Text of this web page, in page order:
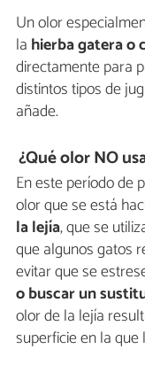
Un olor
la hierba gatera o
directamente para
distintos tipos de
añade.
¿Qué olor NO
En este período de
olor que se está
la lejía, que se
que algunos gatos
evitar que se
o buscar un
olor de la lejía
superficie en la que